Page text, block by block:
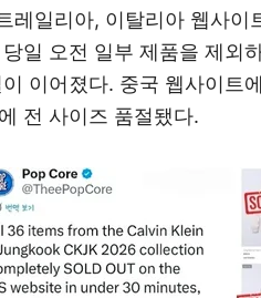
레일리아, 이탈리아 웹사
일 오전 일부 제품을 제외
이어졌다. 중국 웹사이트
전 사이즈 품절됐다.